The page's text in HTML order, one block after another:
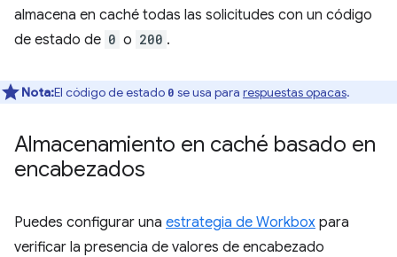
almacena en caché todas las solicitudes con un código
de estado de 0 o 200 .
Nota:El código de estado 0 se usa para respuestas opacas.
Almacenamiento en caché basado en
encabezados
Puedes configurar una estrategia de Workbox para
verificar la presencia de valores de encabezado